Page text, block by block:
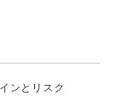
ンとリスク